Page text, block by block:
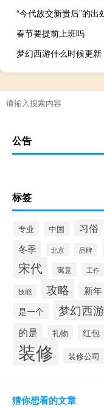
“今代故交新贵后”的出
春节要提前上班吗
梦幻西游什么时候更新
公告
标签
专业 中国 习俗
冬季 北京 品牌
宋代 寓意 工作
技能 攻略 新年
是一个 梦幻西游
的是 礼物 红包
装修 装修公司
猜你想看的文章